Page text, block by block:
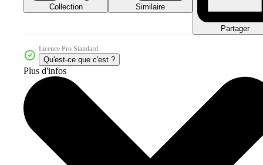
Collection Similaire
Partager
Licence Pro Standard
Qu'est-ce que c'est ?
Plus d'infos